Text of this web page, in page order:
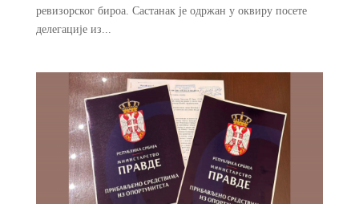
ревизорског бироа. Састанак је одржан у оквиру посете
делегације из...